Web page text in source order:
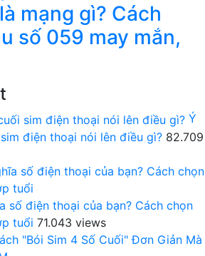
mạng gì? Cách
số 059 may mắn,
Ý
điện thoại nói lên điều gì? 82.709
số điện thoại của bạn? Cách chọn
tuổi 71.043 views